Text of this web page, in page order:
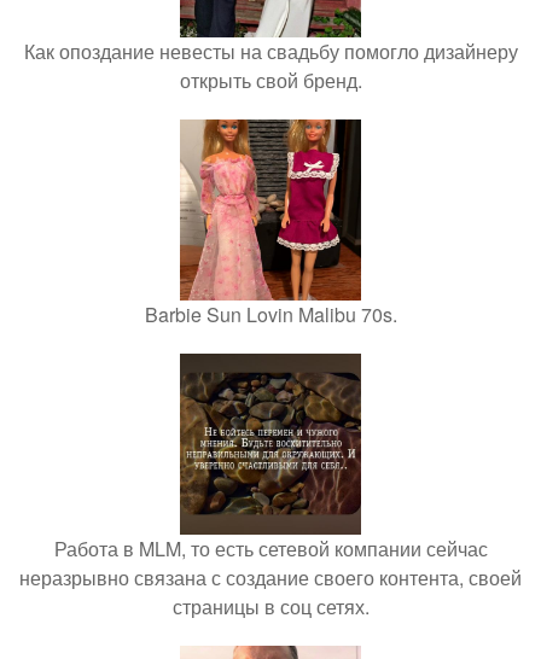
Как опоздание невесты на свадьбу помогло дизайнеру
открыть свой бренд.
Barbie Sun Lovin Malibu 70s.
Работа в MLM, то есть сетевой компании сейчас
неразрывно связана с создание своего контента, своей
страницы в соц сетях.